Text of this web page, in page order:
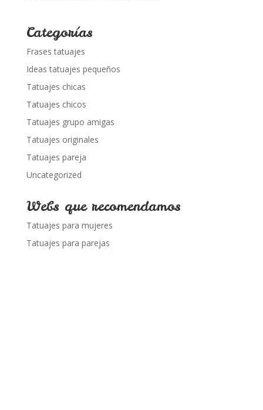
Categorías
Frases tatuajes
Ideas tatuajes pequeños
Tatuajes chicas
Tatuajes chicos
Tatuajes grupo amigas
Tatuajes originales
Tatuajes pareja
Uncategorized
Webs que recomendamos
Tatuajes para mujeres
Tatuajes para parejas